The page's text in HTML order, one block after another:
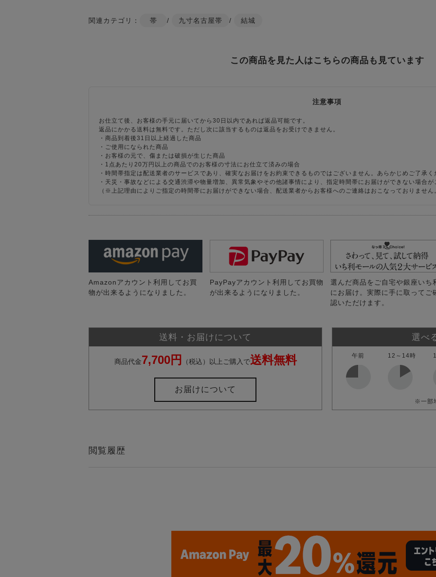
関連カテゴリ： 帯 / 九寸名古屋帯 / 結城
この商品を見た人はこちらの商品も見ています
注意事項
お仕立て後、お客様の手元に届いてから30日以内であれば返品可能です。
返品にかかる送料は無料です。ただし次に該当するものは返品をお受けできません。
・商品到着後31日以上経過した商品
・ご使用になられた商品
・お客様の元で、傷または破損が生じた商品
・1点あたり20万円以上の商品でのお客様の寸法にお仕立て済みの場合
・時間帯指定は配送業者のサービスであり、確実なお届けをお約束できるものではございません。あらかじめご了承く
・天災・事故などによる交通渋滞や物量増加、異常気象やその他諸事情により、指定時間帯にお届けができない場合が
（※上記理由によりご指定の時間帯にお届けができない場合、配送業者からお客様へのご連絡はおこなっておりません
Amazonアカウント利用してお買
物が出来るようになりました。
PayPayアカウント利用してお買物
が出来るようになりました。
選んだ商品をご自宅や銀座いち
にお届け。実際に手に取ってご
認いただけます。
送料・お届けについて
商品代金7,700円 （税込）以上ご購入で送料無料
お届けについて
選べ
午前 12～14時
※一部
閲覧履歴